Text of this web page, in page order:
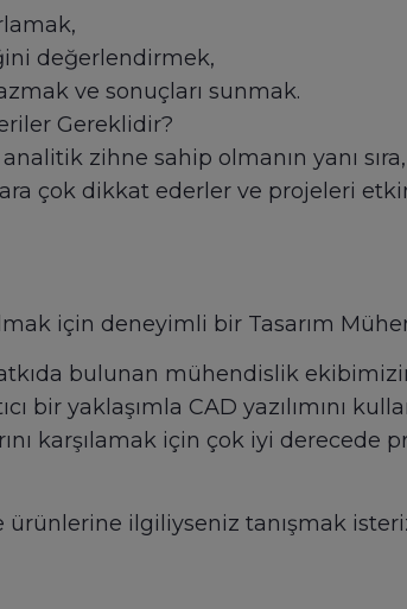
değerlendirmek,
ve sonuçları sunmak.
Gereklidir?
zihne sahip olmanın yanı
çok dikkat ederler ve projeleri
için deneyimli bir Tasarım
bulunan mühendislik
bir yaklaşımla CAD yazılımını
karşılamak için çok iyi derecede
ürünlerine ilgiliyseniz tanışmak